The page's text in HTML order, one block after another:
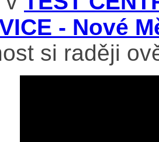
- Nové
si raději